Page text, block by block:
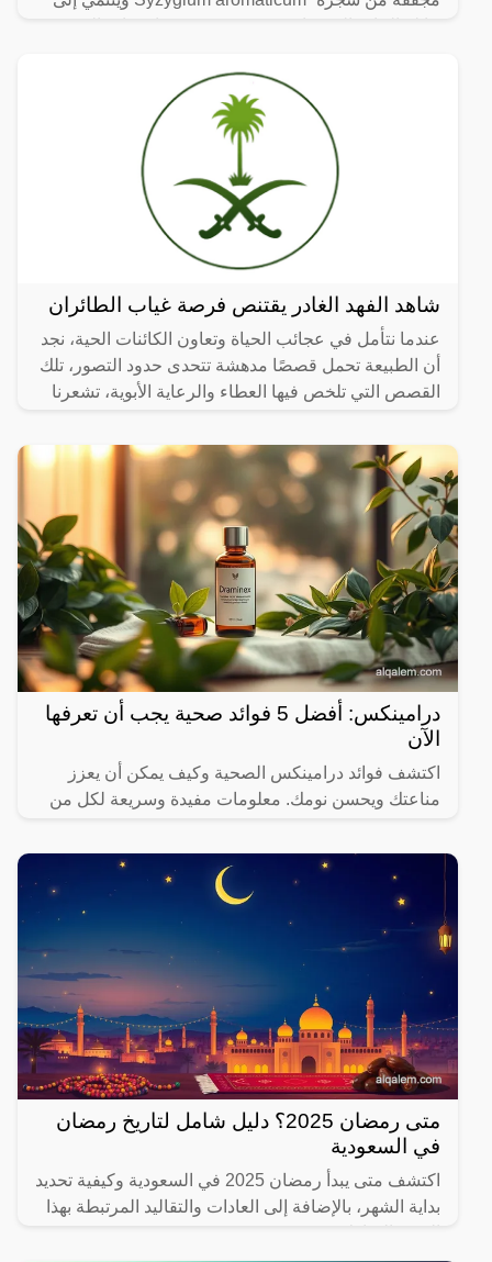
شاهد الفهد الغادر يقتنص فرصة غياب الطائران
عندما نتأمل في عجائب الحياة وتعاون الكائنات الحية، نجد
أن الطبيعة تحمل قصصًا مدهشة تتحدى حدود التصور، تلك
القصص التي تلخص فيها العطاء والرعاية الأبوية، تشعرنا
درامينكس: أفضل 5 فوائد صحية يجب أن تعرفها
الآن
اكتشف فوائد درامينكس الصحية وكيف يمكن أن يعزز
مناعتك ويحسن نومك. معلومات مفيدة وسريعة لكل من
متى رمضان 2025؟ دليل شامل لتاريخ رمضان
في السعودية
اكتشف متى يبدأ رمضان 2025 في السعودية وكيفية تحديد
بداية الشهر، بالإضافة إلى العادات والتقاليد المرتبطة بهذا